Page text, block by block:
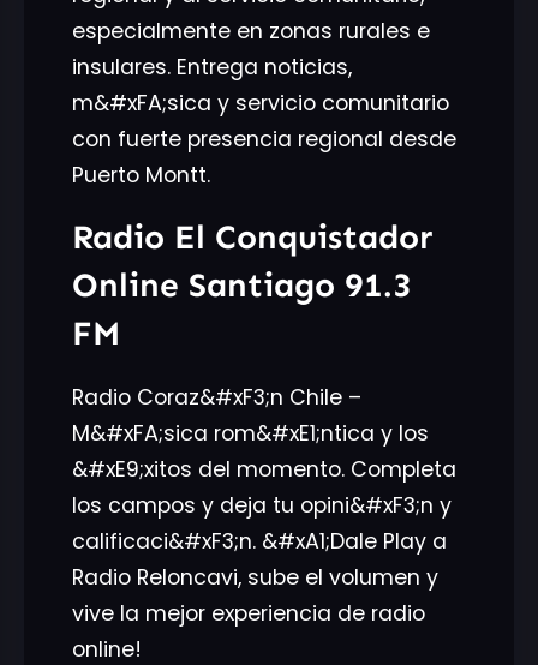
especialmente en zonas rurales e
insulares. Entrega noticias,
m&#xFA;sica y servicio comunitario
con fuerte presencia regional desde
Puerto Montt.
Radio El Conquistador
Online Santiago 91.3
FM
Radio Coraz&#xF3;n Chile –
M&#xFA;sica rom&#xE1;ntica y los
&#xE9;xitos del momento. Completa
los campos y deja tu opini&#xF3;n y
calificaci&#xF3;n. &#xA1;Dale Play a
Radio Reloncavi, sube el volumen y
vive la mejor experiencia de radio
online!